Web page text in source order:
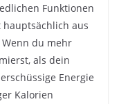
Funktionen
aus
du mehr
als dein
Energie
Kalorien